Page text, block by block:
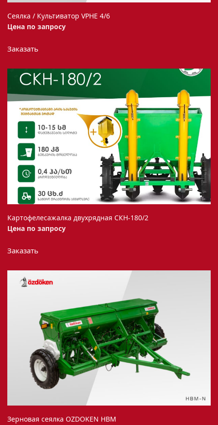
Сеялка / Культиватор VPHE 4/6
Цена по запросу
Заказать
несколько
вариаций.
можно
выбрать
на
странице
товара.
Картофелесажалка двухрядная СКН-180/2
Цена по запросу
Заказать
Зерновая сеялка OZDOKEN HBM